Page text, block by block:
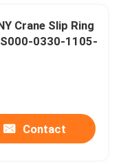
Crane Slip Ring
0330-1105-
Contact